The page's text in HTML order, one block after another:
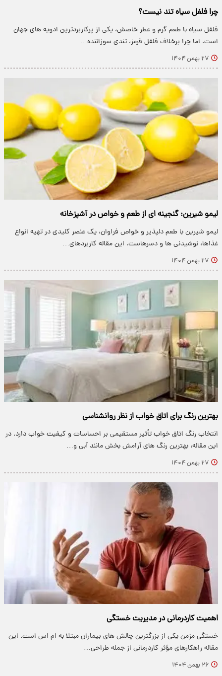
چرا فلفل سیاه تند نیست؟
فلفل سیاه با طعم گرم و عطر خاصش، یکی از پرکاربردترین ادویه های جهان
است. اما چرا برخلاف فلفل قرمز، تندی سوزاننده…
۲۷ بهمن ۱۴۰۴
لیمو شیرین: گنجینه ای از طعم و خواص در آشپزخانه
لیمو شیرین با طعم دلپذیر و خواص فراوان، یک عنصر کلیدی در تهیه انواع
غذاها، نوشیدنی ها و دسرهاست. این مقاله کاربردهای…
۲۷ بهمن ۱۴۰۴
بهترین رنگ برای اتاق خواب از نظر روانشناسی
انتخاب رنگ اتاق خواب تأثیر مستقیمی بر احساسات و کیفیت خواب دارد. در
این مقاله، بهترین رنگ های آرامش بخش مانند آبی و…
۲۷ بهمن ۱۴۰۴
اهمیت کاردرمانی در مدیریت خستگی
خستگی مزمن یکی از بزرگترین چالش های بیماران مبتلا به ام اس است. این
مقاله راهکارهای مؤثر کاردرمانی از جمله طراحی…
۲۶ بهمن ۱۴۰۴